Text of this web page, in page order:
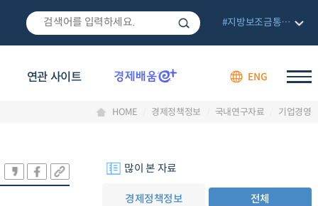
연관 사이트 ENG
#지방보조금통합관리망
HOME 경제정책정보 국내연구자료 기업경영
많이 본 자료
경제정책정보 전체